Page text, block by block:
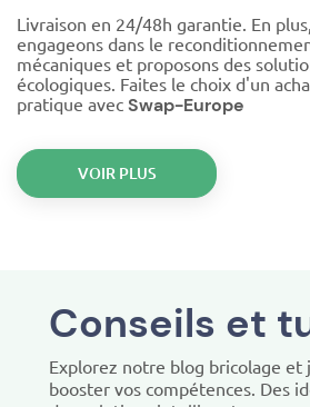
Livraison en 24/48h garantie. En
engageons dans le
mécaniques et proposons des
écologiques. Faites le choix d'un
pratique avec Swap-Europe
VOIR PLUS
Conseils et
Explorez notre blog bricolage et
booster vos compétences. Des